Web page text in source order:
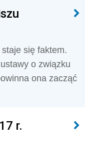
się faktem.
o związku
ona zacząć
r.